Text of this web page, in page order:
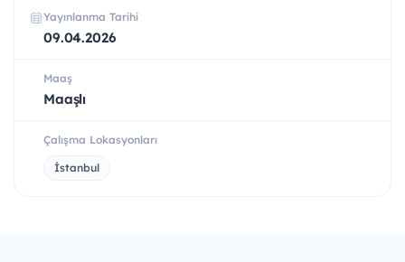
Yayınlanma Tarihi
09.04.2026
Maaş
Maaşlı
Çalışma Lokasyonları
İstanbul